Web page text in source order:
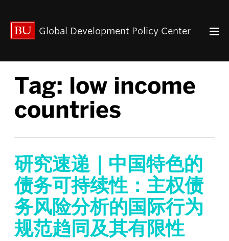
关于我们
联系我们
Paul Streeten 讲座
中心架构
数据资源
全球经济治理
中心团队
中心领导
研究团队
GDP IN ENGLISH
Global Development Policy Center
Tag: low income
countries
研究速递｜中国特色的
债务可持续性：主权债
务风险分析的国际行为
规范趋同及其有限性